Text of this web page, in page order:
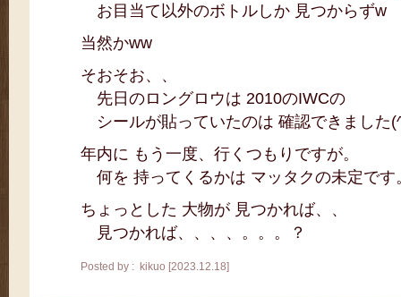
お目当て以外のボトルしか 見つからずw
当然かww
そおそお、、
先日のロングロウは 2010のIWCの
シールが貼っていたのは 確認できました
年内に もう一度、行くつもりですが。
何を 持ってくるかは マッタクの未定です
ちょっとした 大物が 見つかれば、、
見つかれば、、、、。。。？
Posted by : kikuo [2023.12.18]